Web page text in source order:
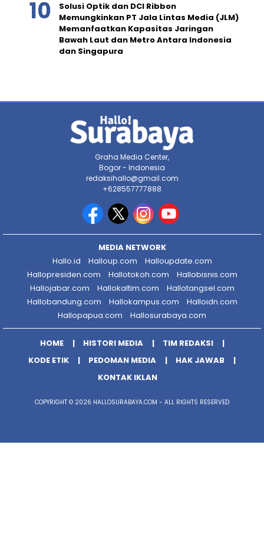
Solusi Optik dan DCI Ribbon
Memungkinkan PT Jala Lintas Media (JLM)
Memanfaatkan Kapasitas Jaringan
Bawah Laut dan Metro Antara Indonesia
dan Singapura
Graha Media Center,
Bogor - Indonesia
redaksihallo@gmail.com
+628557777888
MEDIA NETWORK
Hallo.id
Halloup.com
Halloupdate.com
Hallopresiden.com
Hallotokoh.com
Hallobisnis.com
Hallojabar.com
Hallokaltim.com
Hallotangsel.com
Hallobandung.com
Hallokampus.com
Halloidn.com
Hallopapua.com
Hallosurabaya.com
HOME HISTORI MEDIA
TIM REDAKSI
KODE ETIK
PEDOMAN MEDIA
HAK JAWAB
KONTAK IKLAN
COPYRIGHT © 2026 HALLOSURABAYA.COM - ALL RIGHTS RESERVED